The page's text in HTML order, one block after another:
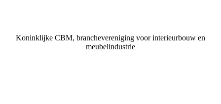
Koninklijke CBM, branchevereniging voor interieurbouw en
meubelindustrie